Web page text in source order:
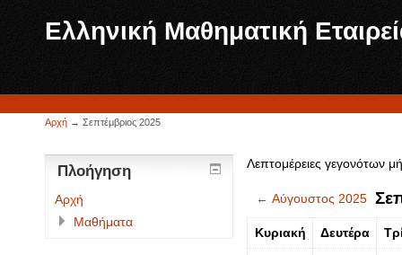
Ελληνική Μαθηματική
Αρχή → Σεπτέμβριος 2025
Λεπτομέρειες γεγονότων
← Αύγουστος 2025
Κυριακή Δευτέρα
Πλοήγηση
Αρχή
Μαθήματα